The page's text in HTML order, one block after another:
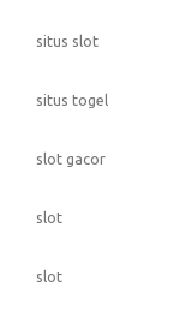
situs slot
situs togel
slot gacor
slot
slot